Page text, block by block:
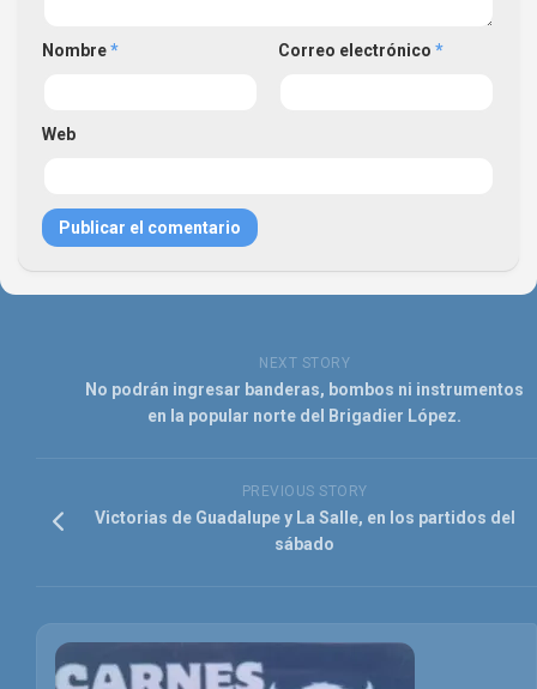
Nombre* Correo electrónico *
Web
NEXT STORY
No podrán ingresar banderas, bombos ni instrumentos
en la popular norte del Brigadier López.
PREVIOUS STORY
Victorias de Guadalupe y La Salle, en los partidos del
sábado